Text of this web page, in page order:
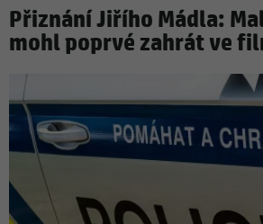
Přiznání Jiřího Mádla:
mohl poprvé zahrát ve